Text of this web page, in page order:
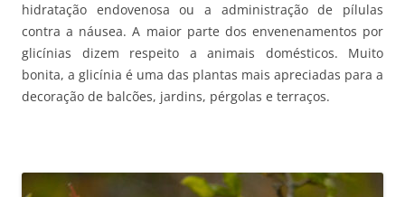
hidratação endovenosa ou a administração de pílulas
contra a náusea. A maior parte dos envenenamentos por
glicínias dizem respeito a animais domésticos. Muito
bonita, a glicínia é uma das plantas mais apreciadas para a
decoração de balcões, jardins, pérgolas e terraços.